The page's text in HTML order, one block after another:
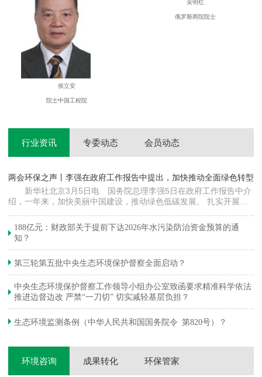
侯立安
院士中国工程院
吴明红
俄罗斯两院院士
行业资讯 专委动态 会员动态
两会环保之声丨李强在政府工作报告中提出，加快推动全面绿色转型
新华社北京3月5日电 国务院总理李强5日在政府工作报告中介
绍，一年来，加快美丽中国建设，推动绿色低碳发展。 扎实开展大
浓度下降…
188亿元：财政部关于提前下达2026年水污染防治资金预算的通
知？
第三轮第五批中央生态环境保护督察全面启动？
中央生态环境保护督察工作领导小组办公室致函要求精准科学依法
推进边督边改 严禁“一刀切” 切实减轻基层负担？
生态环境监测条例（中华人民共和国国务院令 第820号）？
环境咨询 成果转化 环保管家